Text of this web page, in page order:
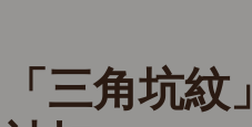
「三角坑紋」